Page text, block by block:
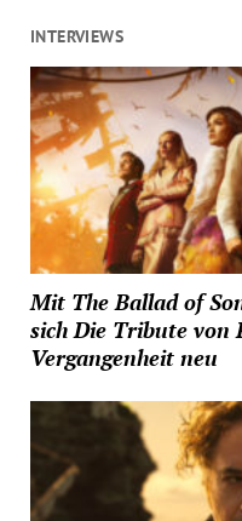
INTERVIEWS
Mit The Ballad of
sich Die Tribute von
Vergangenheit neu